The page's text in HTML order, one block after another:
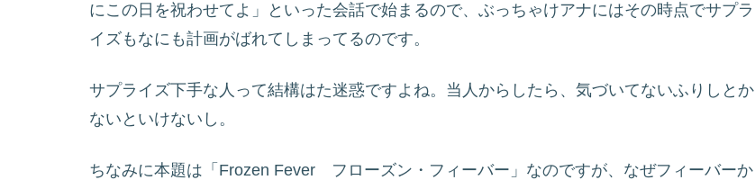
にこの日を祝わせてよ」といった会話で始まるので、ぶっちゃけアナにはその時点でサプラ
イズもなにも計画がばれてしまってるのです。
サプライズ下手な人って結構はた迷惑ですよね。当人からしたら、気づいてないふりしとか
ないといけないし。
ちなみに本題は「Frozen Fever フローズン・フィーバー」なのですが、なぜフィーバーか